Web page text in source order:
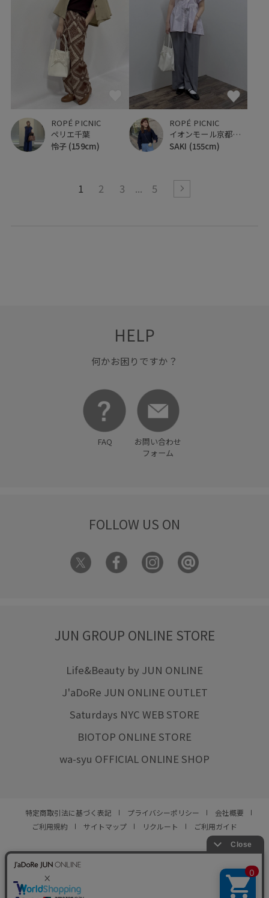
ROPÉ PICNIC
ペリエ千葉
怜子 (159cm)
ROPÉ PICNIC
イオンモール京都桂川
SAKI (155cm)
1 2 3 5
HELP
何かお困りですか？
FAQ
お問い合わせ
フォーム
FOLLOW US ON
JUN GROUP ONLINE STORE
Life&Beauty by JUN ONLINE
J'aDoRe JUN ONLINE OUTLET
Saturdays NYC WEB STORE
BIOTOP ONLINE STORE
wa-syu OFFICIAL ONLINE SHOP
特定商取引法に基づく表記 プライバシーポリシー
会社概要
ご利用規約
サイトマップ リクルート ご利用ガイド
© JUN CO.,LTD. ALL RIGHTS RESERVED.